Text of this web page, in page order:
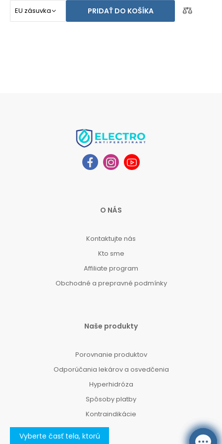
Vyberte časť tela, ktorú
PRIDAŤ DO KOŠÍKA
O NÁS
Kontaktujte nás
Kto sme
Affiliate program
Obchodné a prepravné podmínky
Naše produkty
Porovnanie produktov
Odporúčania lekárov a osvedčenia
Hyperhidróza
Spôsoby platby
Kontraindikácie